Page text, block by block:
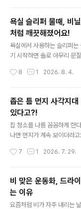
었어요. 이거 은근히 신경 쓰
는 건 아니지만 군데군데 얼
세탁하면 기름 성분이 섬유
명하게 남는 경우도 많아요.
간단해요. 먼저 분무기를 준
욕실 슬리퍼 물때, 비
처럼 깨끗해졌어요!
욕실에서 사용하는 슬리퍼는
기 시작하면 솔로 아무리 문
때는 손이 잘 닿지 않아 청소
가능한 비법을 준비했어요.
길까요? 욕실슬리퍼는 물이
거나 미끄럼 방지를 위해 홈
요. 이런 구조 때문에 습기가
꺼기가 쉽게 쌓이게 되는데
준비물은 단 두가지면 충분
8 1 2026. 8. 4.
좁은 틈 먼지 사각지대
있다고?!
집 청소를 나름 꼼꼼하게 한
나면 먼지가 계속 보이더라
데요. 이 고민을 싹 해결해준
청소가 가능하거든요~ 헤드
탄성까지 좋아서 침대 밑이
새처럼 청소하기 어려운 공간
그냥 지나쳤을 공간을 한번
7 1 2026. 7. 29.
비 맞은 운동화, 드라
는 이유
요즘처럼 비가 자주 내리는